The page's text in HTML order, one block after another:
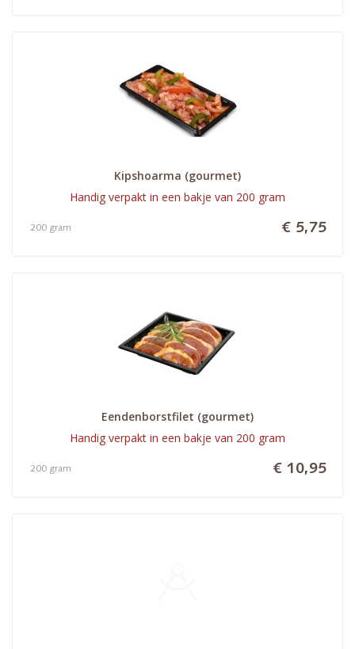
Kipshoarma (gourmet)
Handig verpakt in een bakje van 200 gram
€ 5,75
200 gram
Eendenborstfilet (gourmet)
Handig verpakt in een bakje van 200 gram
€ 10,95
200 gram